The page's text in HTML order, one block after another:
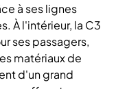
à ses lignes
À l'intérieur, la C3
ses passagers,
matériaux de
d'un grand